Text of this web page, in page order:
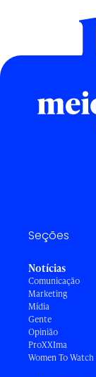
Seções
Notícias
Comunicação
Marketing
Mídia
Gente
Opinião
ProXXIma
Women To Watch